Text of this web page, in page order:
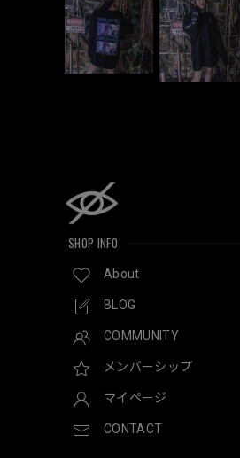
SHOP INFO
About
BLOG
COMMUNITY
メンバーシップ
マイページ
CONTACT